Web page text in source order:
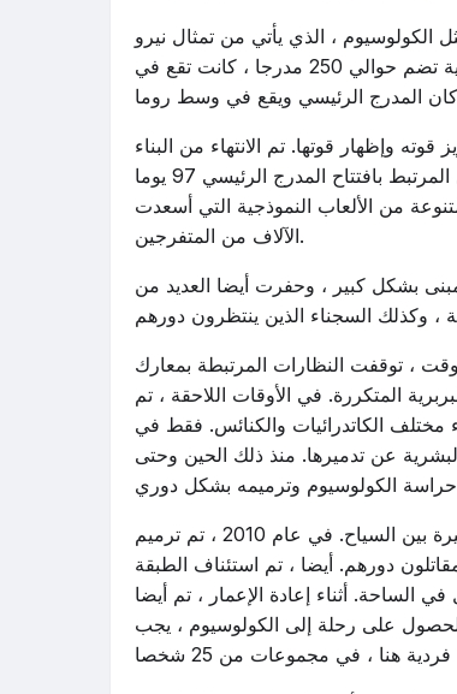
، الذي يأتي من تمثال نيرو
(العملاق) ، الذي كان يقع في مكان قريب. كانت الإمبراطورية الرومانية القوية تضم حوالي 250 مدرجا ، كانت تقع في
وإظهار قوتها. تم الانتهاء من البناء
في عام 80 وتم في عهد تيتوس ، الذي كان الإمبراطور اللاحق. استمر الاحتفال المرتبط بافتتاح المدرج الرئيسي 97 يوما
من الألعاب النموذجية التي أسعدت
الآلاف من المتفرجين.
التي وسعت هذا المبنى بشكل كبير ، وحفرت أيضا العديد من
، توقفت النظارات المرتبطة بمعارك
المتكررة. في الأوقات اللاحقة ، تم
مختلف الكاتدرائيات والكنائس. فقط في
عن تدميرها. منذ ذلك الحين وحتى
الكولوسيوم اليوم هو عامل الجذب الرئيسي في روما ، والذي يتمتع بشعبية كبيرة بين السياح. في عام 2010 ، تم ترميم
دورهم. أيضا ، تم استئناف الطبقة
الساحة. أثناء إعادة الإعمار ، تم أيضا
على رحلة إلى الكولوسيوم ، يجب